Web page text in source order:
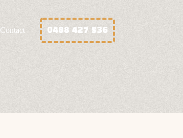
Contact 0488 427 536